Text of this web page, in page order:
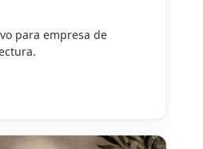
para empresa de